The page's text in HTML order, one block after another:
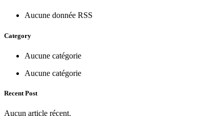
Aucune donnée RSS
Category
Aucune catégorie
Aucune catégorie
Recent Post
Aucun article récent.